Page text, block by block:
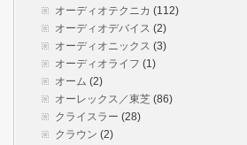
オーディオテクニカ (112)
オーディオデバイス (2)
オーディオニックス (3)
オーディオライフ (1)
オーム (2)
オーレックス／東芝 (86)
クライスラー (28)
クラウン (2)